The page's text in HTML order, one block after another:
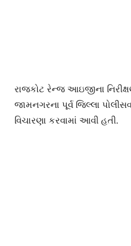
રાજકોટ રેન્જ આઇજીના
જામનગરના પૂર્વ જિલ્લા
વિચારણા કરવામાં આવી હતી.